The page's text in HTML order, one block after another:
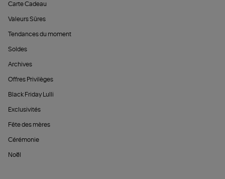
Carte Cadeau
Valeurs Sûres
Tendances du moment
Soldes
Archives
Offres Privilèges
Black Friday Lulli
Exclusivités
Fête des mères
Cérémonie
Noël